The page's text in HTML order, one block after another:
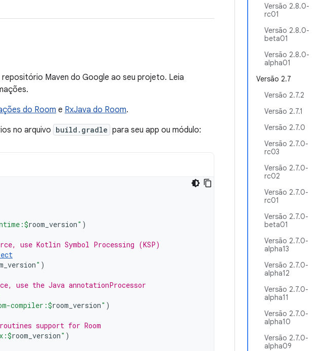
Versão 2.8.0-
rc01
Versão 2.8.0-
beta01
Versão 2.8.0-
alpha01
Versão 2.7
Versão 2.7.2
Versão 2.7.1
Versão 2.7.0
Versão 2.7.0-
rc03
Versão 2.7.0-
rc02
Versão 2.7.0-
rc01
Versão 2.7.0-
beta01
Versão 2.7.0-
alpha13
Versão 2.7.0-
alpha12
Versão 2.7.0-
alpha11
Versão 2.7.0-
alpha10
Versão 2.7.0-
alpha09
Maven do Google ao seu projeto. Leia
do Room e RxJava do Room.
no arquivo build.gradle para seu app ou módulo:
$room_version" )
use Kotlin Symbol Processing (KSP)
" )
use the Java annotationProcessor
compiler:$room_version" )
support for Room
$room_version" )